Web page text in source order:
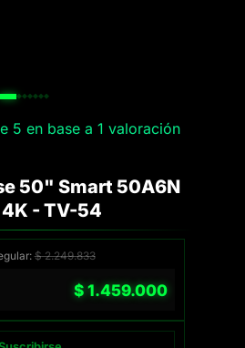
5 en base a 1 valoración
50" Smart 50A6N
4K - TV-54
$2.249.833
$1.459.000